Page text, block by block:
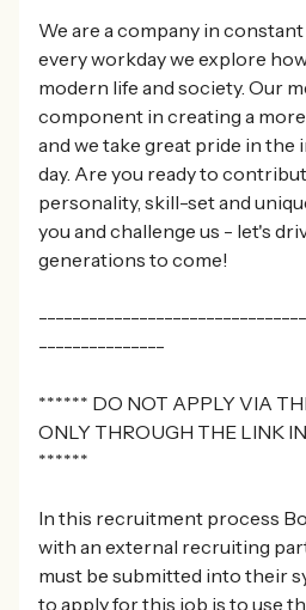
We are a company in
every workday we explore
modern life and society. Our
component in creating a
and we take great pride in the
day. Are you ready to
personality, skill-set and
you and challenge us - let's
generations to come!
---------------
****** DO NOT APPLY VIA
ONLY THROUGH THE LINK
******
In this recruitment process
with an external recruiting
must be submitted into their
to apply for this job is to use